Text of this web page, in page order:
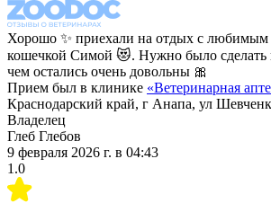
Хорошо ✨ приехали на отдых с
кошечкой Симой 😻. Нужно было
чем остались очень довольны 🎀
Прием был в клинике «Ветеринарная
Краснодарский край, г Анапа, ул
Владелец
Глеб Глебов
9 февраля 2026 г. в 04:43
1.0